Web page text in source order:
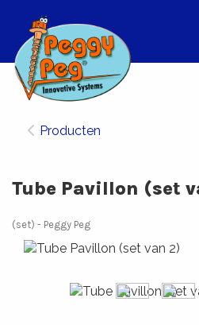
Producten
Tube Pavillon (set
(set) Peggy Peg